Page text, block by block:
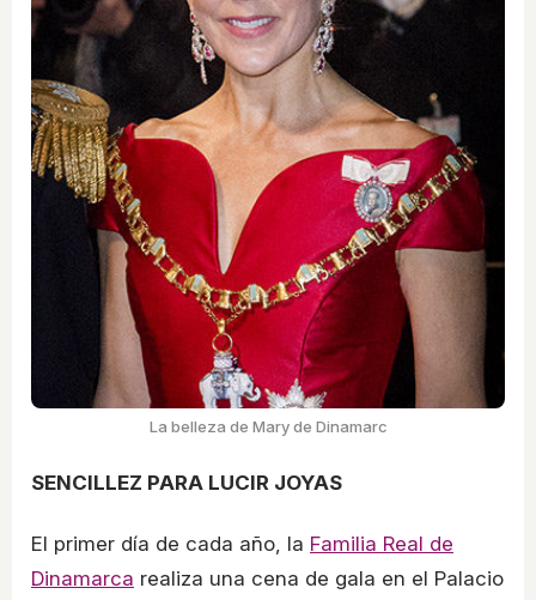
La belleza de Mary de Dinamarc
SENCILLEZ PARA LUCIR JOYAS
El primer día de cada año, la Familia Real de
Dinamarca realiza una cena de gala en el Palacio